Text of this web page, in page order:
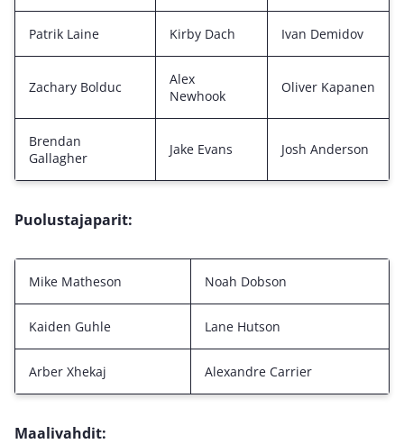
Patrik Laine Kirby Dach Ivan Demidov
Zachary Bolduc
Alex
Newhook
Oliver Kapanen
Brendan
Gallagher
Jake Evans Josh Anderson
Puolustajaparit:
Mike Matheson Noah Dobson
Kaiden Guhle Lane Hutson
Arber Xhekaj Alexandre Carrier
Maalivahdit: